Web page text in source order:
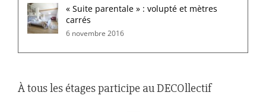
« Suite parentale » : volupté et mètres
carrés
6 novembre 2016
À tous les étages participe au DECOllectif